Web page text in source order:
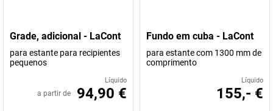
Grade, adicional - LaCont
para estante para recipientes
pequenos
Líquido
a partir de 94,90 €
Fundo em cuba - LaCont
para estante com 1300 mm de
comprimento
Líquido
155,- €